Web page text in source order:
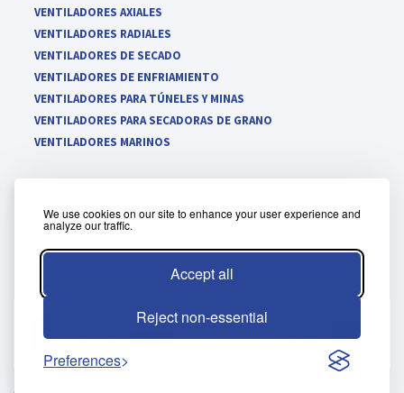
We use cookies on our site to enhance your user experience and
analyze our traffic.
Accept all
Reject non-essential
Preferences
VENTILADORES AXIALES
VENTILADORES RADIALES
VENTILADORES DE SECADO
VENTILADORES DE ENFRIAMIENTO
VENTILADORES PARA TÚNELES Y MINAS
VENTILADORES PARA SECADORAS DE GRANO
VENTILADORES MARINOS
Política de cookies
Términos y condiciones del panel de cliente